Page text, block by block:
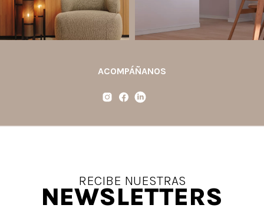
ACOMPÁÑANOS
RECIBE NUESTRAS
NEWSLETTERS